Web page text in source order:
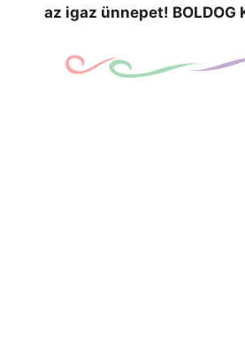
az igaz ünnepet! BOLDOG